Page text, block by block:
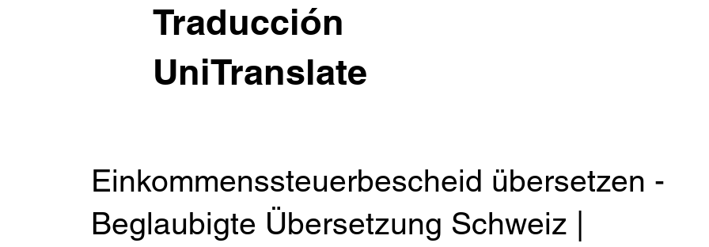
Traducción
UniTranslate
Einkommenssteuerbescheid übersetzen -
Beglaubigte Übersetzung Schweiz |